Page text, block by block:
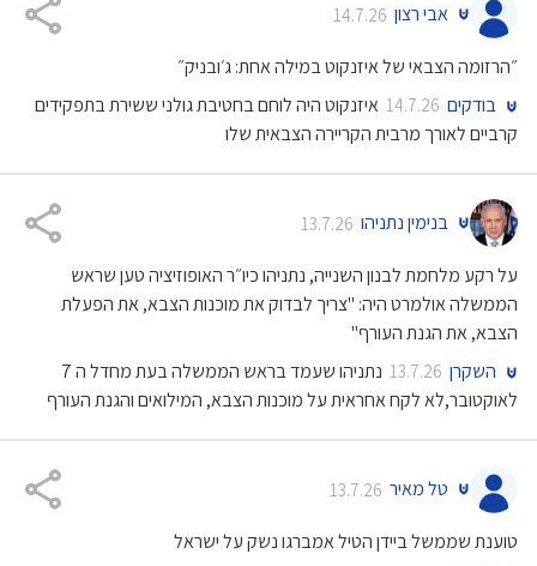
אבי רצון 14.7.26
״הרזומה הצבאי של איזנקוט במילה אחת: ג׳ובניק״
בודקים 14.7.26 איזנקוט היה לוחם בחטיבת גולני ששירת בתפקידים
קרביים לאורך מרבית הקריירה הצבאית שלו
בנימין נתניהו 13.7.26
על רקע מלחמת לבנון השנייה, נתניהו כיו״ר האופוזיציה טען שראש
הממשלה אולמרט היה: "צריך לבדוק את מוכנות הצבא, את הפעלת
הצבא, את הגנת העורף"
השקרן 13.7.26
נתניהו שעמד בראש הממשלה בעת מחדל ה 7
לאוקטובר,לא לקח אחראית על מוכנות הצבא, המילואים והגנת העורף
טל מאיר 13.7.26
טוענת שממשל ביידן הטיל אמברגו נשק על ישראל